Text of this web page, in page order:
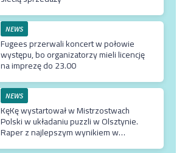
NEWS
Fugees przerwali koncert w połowie
występu, bo organizatorzy mieli licencję
na imprezę do 23.00
NEWS
KęKę wystartował w Mistrzostwach
Polski w układaniu puzzli w Olsztynie.
Raper z najlepszym wynikiem w